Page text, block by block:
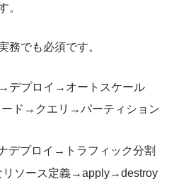
。
務でも必須です。
→デプロイ→オートスケール
ード→クエリ→パーティション
デプロイ→トラフィック分割
リソース定義→apply→destroy